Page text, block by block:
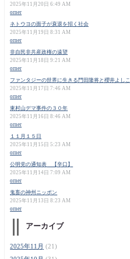
2025年11月20日 6:49 AM
orner
ネトウヨの面子が衰退を招く社会
2025年11月19日 8:31 AM
orner
非自民非共産政権の遠望
2025年11月18日 9:21 AM
orner
ファンタジーの世界に生きる門田隆将と櫻井よしこ
2025年11月17日 7:46 AM
orner
東村山デマ事件の３０年
2025年11月16日 8:46 AM
orner
１１月１５日
2025年11月15日 5:23 AM
orner
公明党の通知表 【辛口】
2025年11月14日 7:09 AM
orner
鬼畜の神州ニッポン
2025年11月13日 8:23 AM
orner
アーカイブ
2025年11月 (21)